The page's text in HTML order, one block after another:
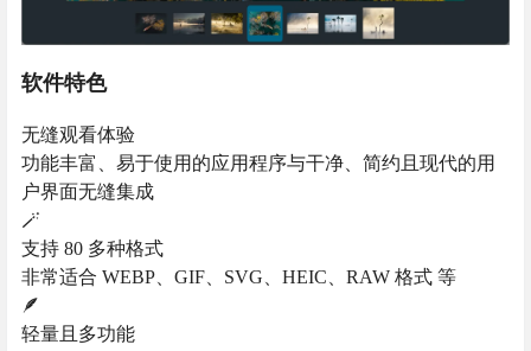
软件特色
无缝观看体验
功能丰富、易于使用的应用程序与干净、简约且现代的用
户界面无缝集成
🪄
支持 80 多种格式
非常适合 WEBP、GIF、SVG、HEIC、RAW 格式 等
🪶
轻量且多功能